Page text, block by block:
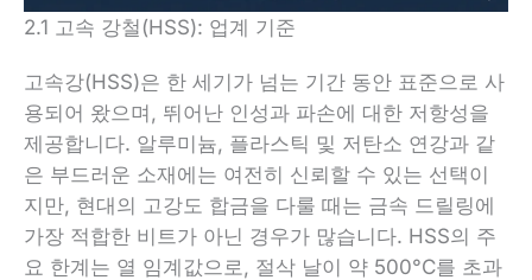
2.1 고속 강철(HSS): 업계 기준
고속강(HSS)은 한 세기가 넘는 기간 동안 표준으로 사
용되어 왔으며, 뛰어난 인성과 파손에 대한 저항성을
제공합니다. 알루미늄, 플라스틱 및 저탄소 연강과 같
은 부드러운 소재에는 여전히 신뢰할 수 있는 선택이
지만, 현대의 고강도 합금을 다룰 때는 금속 드릴링에
가장 적합한 비트가 아닌 경우가 많습니다. HSS의 주
요 한계는 열 임계값으로, 절삭 날이 약 500°C를 초과